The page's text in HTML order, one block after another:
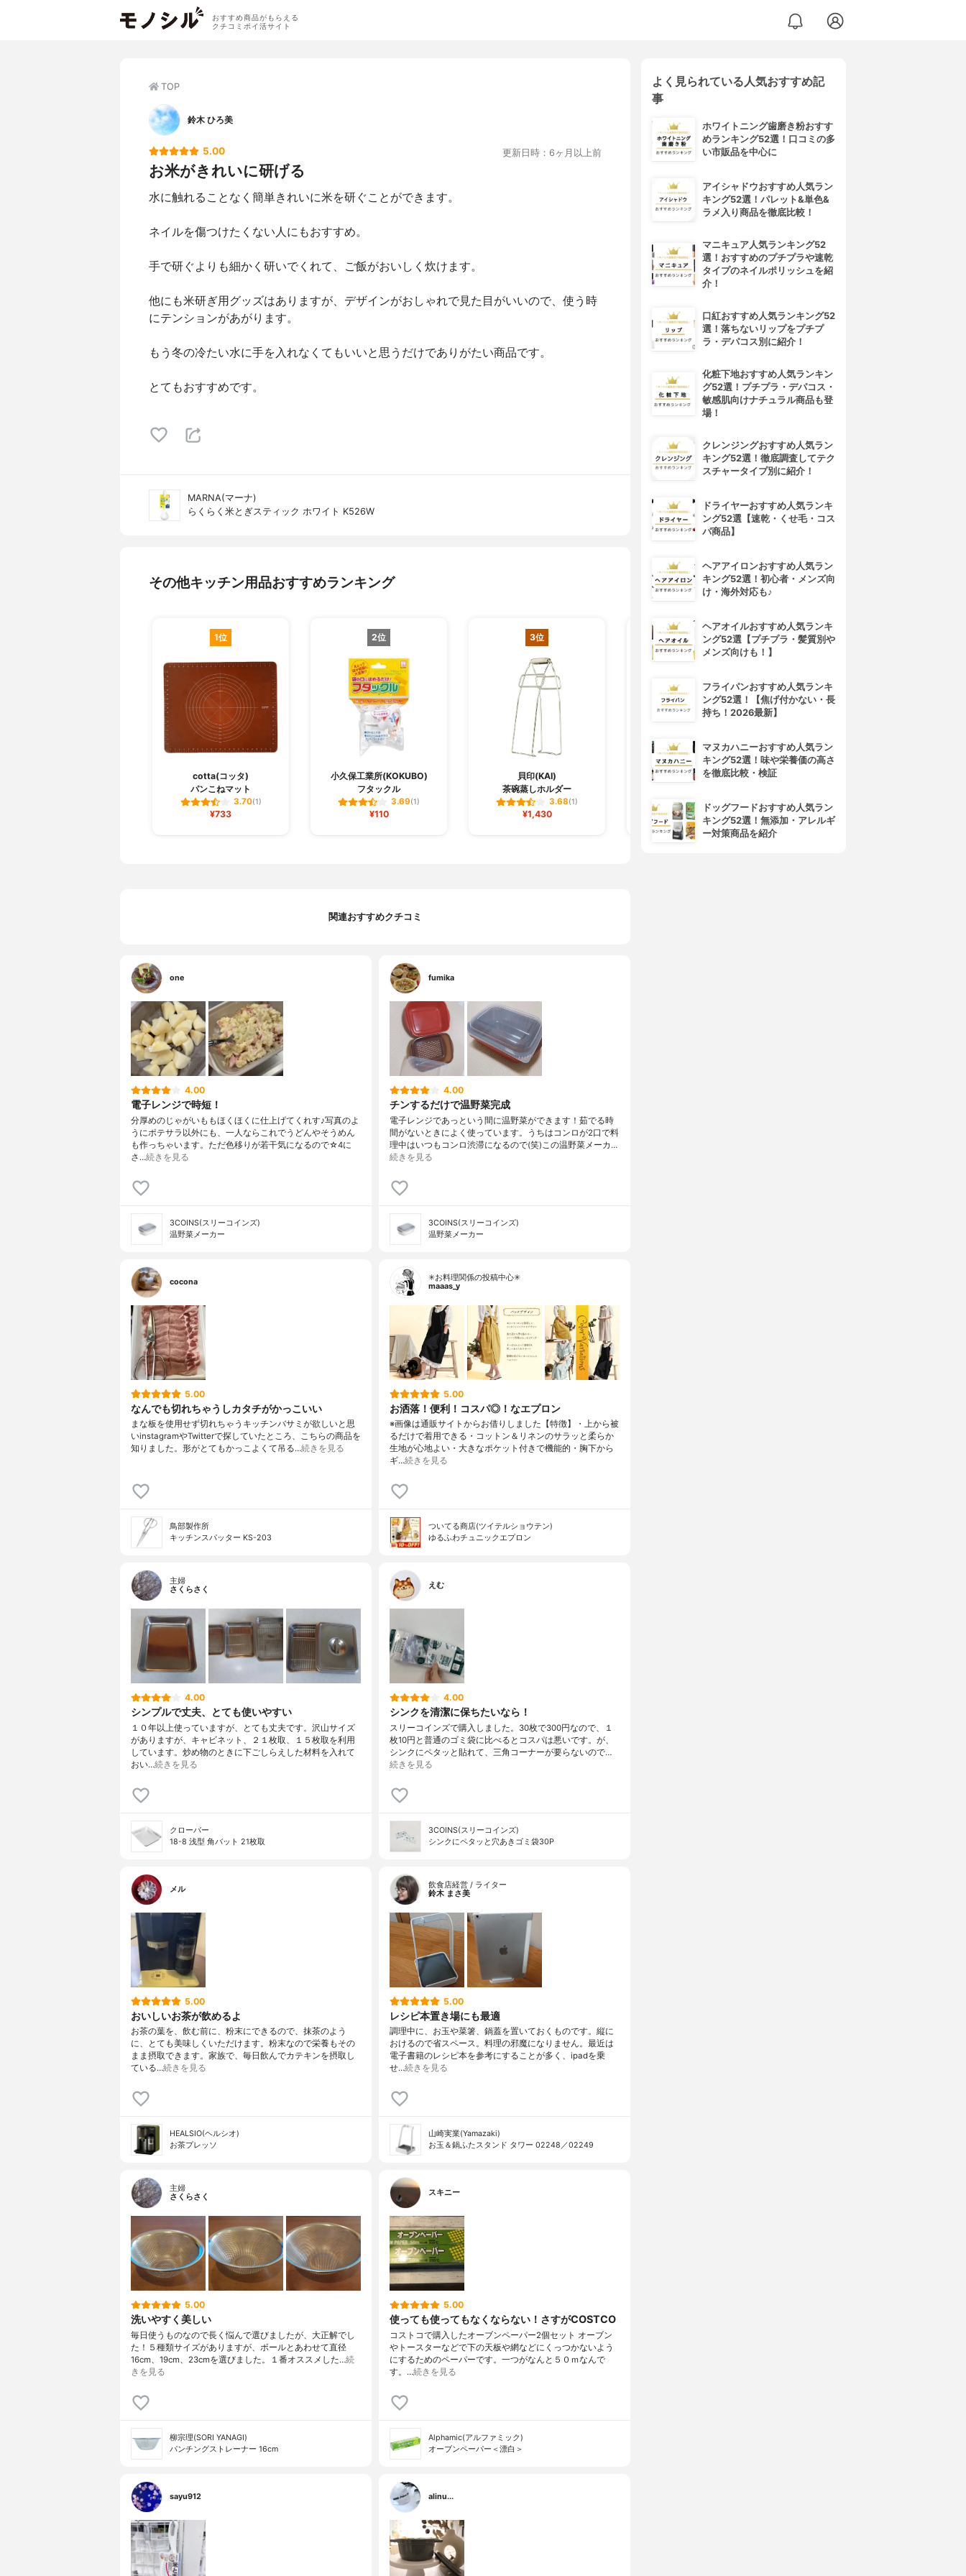
おすすめ商品がもらえる
クチコミポイ活サイト
TOP
鈴木 ひろ美
5.00 更新日時：6ヶ月以上前
お米がきれいに研げる
水に触れることなく簡単きれいに米を研ぐことができます。
ネイルを傷つけたくない人にもおすすめ。
手で研ぐよりも細かく研いでくれて、ご飯がおいしく炊けます。
他にも米研ぎ用グッズはありますが、デザインがおしゃれで見た目がいいので、使う時
にテンションがあがります。
もう冬の冷たい水に手を入れなくてもいいと思うだけでありがたい商品です。
とてもおすすめです。
MARNA(マーナ)
らくらく米とぎスティック ホワイト K526W
その他キッチン用品おすすめランキング
1位
cotta(コッタ)
パンこねマット
3.70(1)
¥733
2位
小久保工業所(KOKUBO)
フタックル
3.69(1)
¥110
3位
貝印(KAI)
茶碗蒸しホルダー
3.68(1)
¥1,430
4位
辻和金網
3.66(1)
¥6,050
関連おすすめクチコミ
one
4.00
電子レンジで時短！
分厚めのじゃがいももほくほくに仕上げてくれす♪写真のよ
うにポテサラ以外にも、一人ならこれでうどんやそうめん
も作っちゃいます。ただ色移りが若干気になるので☆4に
さ…続きを見る
3COINS(スリーコインズ)
温野菜メーカー
fumika
4.00
チンするだけで温野菜完成
電子レンジであっという間に温野菜ができます！茹でる時
間がないときによく使っています。うちはコンロが2口で料
理中はいつもコンロ渋滞になるので(笑)この温野菜メーカ…
続きを見る
3COINS(スリーコインズ)
温野菜メーカー
cocona
5.00
なんでも切れちゃうしカタチがかっこいい
まな板を使用せず切れちゃうキッチンバサミが欲しいと思
いinstagramやTwitterで探していたところ、こちらの商品を
知りました。形がとてもかっこよくて吊る…続きを見る
鳥部製作所
キッチンスパッター KS-203
✳お料理関係の投稿中心✳
maaas_y
5.00
お洒落！便利！コスパ◎！なエプロン
※画像は通販サイトからお借りしました【特徴】・上から被
るだけで着用できる・コットン＆リネンのサラッと柔らか
生地が心地よい・大きなポケット付きで機能的・胸下から
ギ…続きを見る
ついてる商店(ツイテルショウテン)
ゆるふわチュニックエプロン
主婦
さくらさく
4.00
シンプルで丈夫、とても使いやすい
１０年以上使っていますが、とても丈夫です。沢山サイズ
がありますが、キャビネット、２１枚取、１５枚取を利用
しています。炒め物のときに下ごしらえした材料を入れて
おい…続きを見る
クローバー
18-8 浅型 角バット 21枚取
えむ
4.00
シンクを清潔に保ちたいなら！
スリーコインズで購入しました。30枚で300円なので、１
枚10円と普通のゴミ袋に比べるとコスパは悪いです。が、
シンクにペタッと貼れて、三角コーナーが要らないので…
続きを見る
3COINS(スリーコインズ)
シンクにペタッと穴あきゴミ袋30P
メル
5.00
おいしいお茶が飲めるよ
お茶の葉を、飲む前に、粉末にできるので、抹茶のよう
に、とても美味しくいただけます。粉末なので栄養もその
まま摂取できます。家族で、毎日飲んでカテキンを摂取し
ている…続きを見る
HEALSIO(ヘルシオ)
お茶プレッソ
飲食店経営 / ライター
鈴木 まさ美
5.00
レシピ本置き場にも最適
調理中に、お玉や菜箸、鍋蓋を置いておくものです。縦に
おけるので省スペース。料理の邪魔になりません。最近は
電子書籍のレシピ本を参考にすることが多く、ipadを乗
せ…続きを見る
山崎実業(Yamazaki)
お玉＆鍋ふたスタンド タワー 02248／02249
主婦
さくらさく
5.00
洗いやすく美しい
毎日使うものなので長く悩んで選びましたが、大正解でし
た！５種類サイズがありますが、ボールとあわせて直径
16cm、19cm、23cmを選びました。１番オススメした…続
きを見る
柳宗理(SORI YANAGI)
パンチングストレーナー 16cm
スキニー
5.00
使っても使ってもなくならない！さすがCOSTCO
コストコで購入したオーブンペーパー2個セット オーブン
やトースターなどで下の天板や網などにくっつかないよう
にするためのペーパーです。一つがなんと５０ｍなんで
す。…続きを見る
Alphamic(アルファミック)
オーブンペーパー＜漂白＞
sayu912 alinu...
よく見られている人気おすすめ記
事
ホワイトニング歯磨き粉おすす
めランキング52選！口コミの多
い市販品を中心に
アイシャドウおすすめ人気ラン
キング52選！パレット&単色&
ラメ入り商品を徹底比較！
マニキュア人気ランキング52
選！おすすめのプチプラや速乾
タイプのネイルポリッシュを紹
介！
口紅おすすめ人気ランキング52
選！落ちないリップをプチプ
ラ・デパコス別に紹介！
化粧下地おすすめ人気ランキン
グ52選！プチプラ・デパコス・
敏感肌向けナチュラル商品も登
場！
クレンジングおすすめ人気ラン
キング52選！徹底調査してテク
スチャータイプ別に紹介！
ドライヤーおすすめ人気ランキ
ング52選【速乾・くせ毛・コス
パ商品】
ヘアアイロンおすすめ人気ラン
キング52選！初心者・メンズ向
け・海外対応も♪
ヘアオイルおすすめ人気ランキ
ング52選【プチプラ・髪質別や
メンズ向けも！】
フライパンおすすめ人気ランキ
ング52選！【焦げ付かない・長
持ち！2026最新】
マヌカハニーおすすめ人気ラン
キング52選！味や栄養価の高さ
を徹底比較・検証
ドッグフードおすすめ人気ラン
キング52選！無添加・アレルギ
ー対策商品を紹介